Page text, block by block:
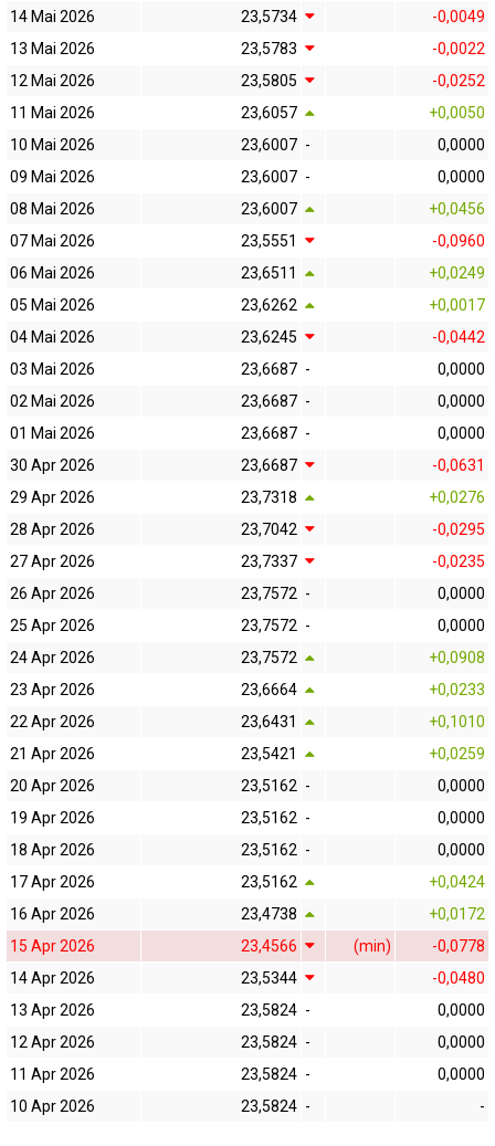
14 Mai 2026
23,5734
-0,0049
13 Mai 2026
23,5783
-0,0022
12 Mai 2026
23,5805
-0,0252
11 Mai 2026
23,6057
+0,0050
10 Mai 2026
23,6007 -
0,0000
09 Mai 2026
23,6007 -
0,0000
08 Mai 2026
23,6007
+0,0456
07 Mai 2026
23,5551
-0,0960
06 Mai 2026
23,6511
+0,0249
05 Mai 2026
23,6262
+0,0017
04 Mai 2026
23,6245
-0,0442
03 Mai 2026
23,6687 -
0,0000
02 Mai 2026
23,6687 -
0,0000
01 Mai 2026
23,6687 -
0,0000
30 Apr 2026
23,6687
-0,0631
29 Apr 2026
23,7318
+0,0276
28 Apr 2026
23,7042
-0,0295
27 Apr 2026
23,7337
-0,0235
26 Apr 2026
23,7572 -
0,0000
25 Apr 2026
23,7572 -
0,0000
24 Apr 2026
23,7572
+0,0908
23 Apr 2026
23,6664
+0,0233
22 Apr 2026
23,6431
+0,1010
21 Apr 2026
23,5421
+0,0259
20 Apr 2026
23,5162 -
0,0000
19 Apr 2026
23,5162 -
0,0000
18 Apr 2026
23,5162 -
0,0000
17 Apr 2026
23,5162
+0,0424
16 Apr 2026
23,4738
+0,0172
15 Apr 2026
23,4566 (min)
-0,0778
14 Apr 2026
23,5344
-0,0480
13 Apr 2026
23,5824 -
0,0000
12 Apr 2026
23,5824 -
0,0000
11 Apr 2026
23,5824 -
0,0000
10 Apr 2026
23,5824 - -